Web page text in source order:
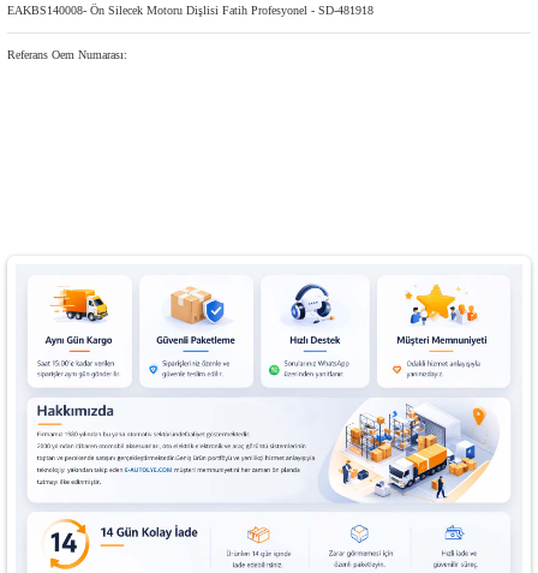
EAKBS140008- Ön Silecek Motoru Dişlisi Fatih Profesyonel - SD-481918
Referans Oem Numarası: